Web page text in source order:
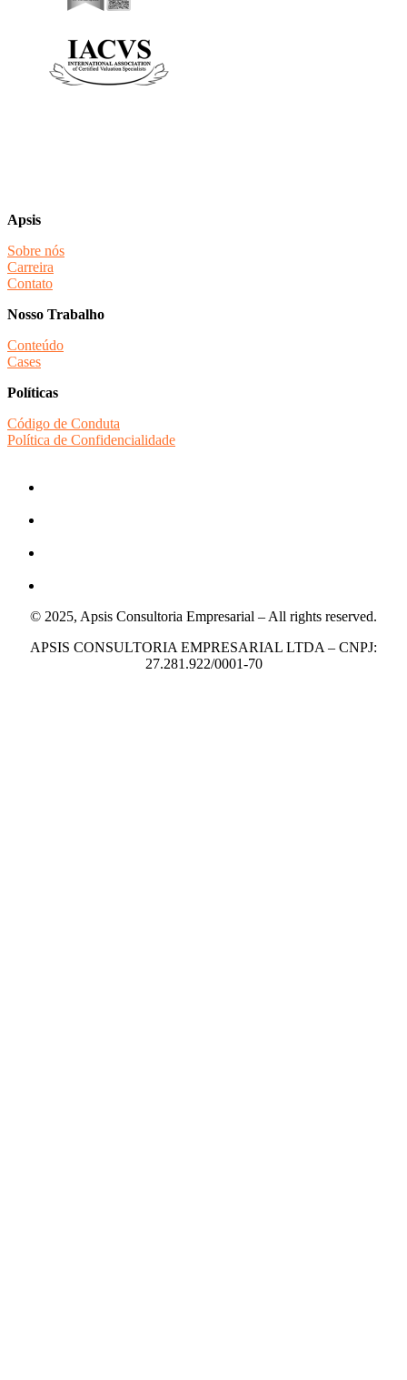
Apsis
Sobre nós
Carreira
Contato
Nosso Trabalho
Conteúdo
Cases
Políticas
Código de Conduta
Política de Confidencialidade
© 2025, Apsis Consultoria Empresarial – All rights reserved.
APSIS CONSULTORIA EMPRESARIAL LTDA – CNPJ:
27.281.922/0001-70